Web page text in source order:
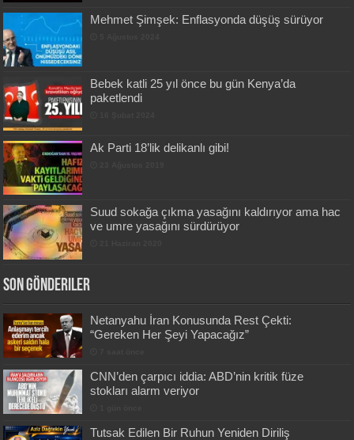
Mehmet Şimşek: Enflasyonda düşüş sürüyor
Bebek katli 25 yıl önce bu gün Kenya’da
paketlendi
Ak Parti 18’lik delikanlı gibi!
Suud sokağa çıkma yasağını kaldırıyor ama hac
ve umre yasağını sürdürüyor
Son Gönderiler
Netanyahu İran Konusunda Rest Çekti:
“Gereken Her Şeyi Yapacağız”
CNN’den çarpıcı iddia: ABD’nin kritik füze
stokları alarm veriyor
Tutsak Edilen Bir Ruhun Yeniden Diriliş